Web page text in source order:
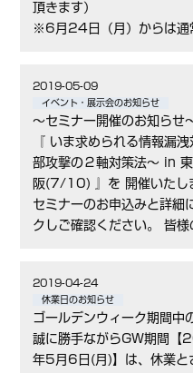
頂きます）
※6月24日（月）からは通
2019-05-09
イベント・展示会のお知らせ
～セミナー開催のお知らせ
『 いま求められる情報漏
部攻撃の２軸対策法～ in
阪(7/10) 』を 開催いたし
セミナーのお申込みと詳細
クしご確認ください。 皆様
2019-04-24
休業日のお知らせ
ゴールデンウィーク期間中
誠に勝手ながらGW期間
年5月6日(月)】は、休業